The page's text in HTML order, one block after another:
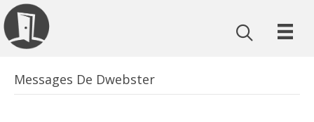
Messages De Dwebster